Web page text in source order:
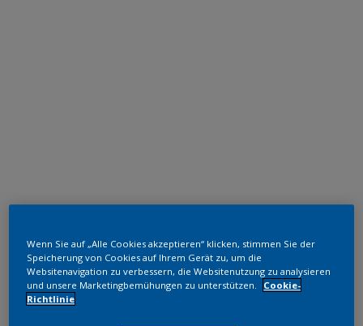
RAL 9016
1A216I
Wenn Sie auf „Alle Cookies akzeptieren“ klicken, stimmen Sie der
Speicherung von Cookies auf Ihrem Gerät zu, um die
Websitenavigation zu verbessern, die Websitenutzung zu analysieren
und unsere Marketingbemühungen zu unterstützen.
Cookie-
Richtlinie